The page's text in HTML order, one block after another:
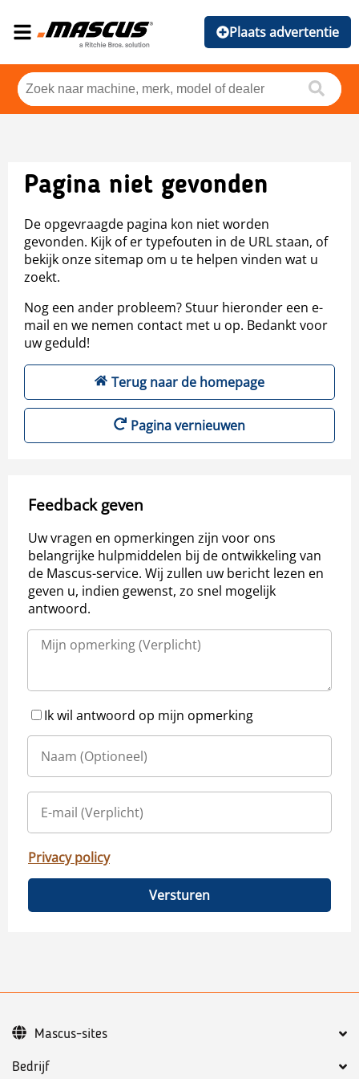
Plaats advertentie
Pagina niet gevonden
De opgevraagde pagina kon niet worden
gevonden. Kijk of er typefouten in de URL staan, of
bekijk onze sitemap om u te helpen vinden wat u
zoekt.
Nog een ander probleem? Stuur hieronder een e-
mail en we nemen contact met u op. Bedankt voor
uw geduld!
Terug naar de homepage
Pagina vernieuwen
Feedback geven
Uw vragen en opmerkingen zijn voor ons
belangrijke hulpmiddelen bij de ontwikkeling van
de Mascus-service. Wij zullen uw bericht lezen en
geven u, indien gewenst, zo snel mogelijk
antwoord.
Ik wil antwoord op mijn opmerking
Privacy policy
Versturen
Bedrijf
Mascus-sites